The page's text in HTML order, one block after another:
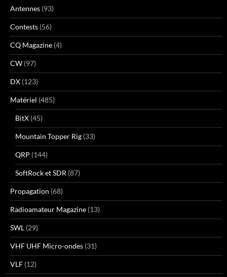
Antennes (93)
Contests (56)
CQ Magazine (4)
CW (97)
DX (123)
Matériel (485)
BitX (45)
Mountain Topper Rig (33)
QRP (144)
SoftRock et SDR (87)
Propagation (68)
Radioamateur Magazine (13)
SWL (29)
VHF UHF Micro-ondes (31)
VLF (12)